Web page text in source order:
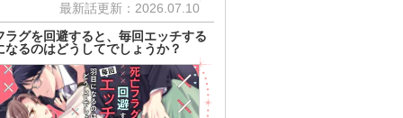
最新話更新：2026.07.10
ラグを回避すると、毎回エッチする
なるのはどうしてでしょうか？